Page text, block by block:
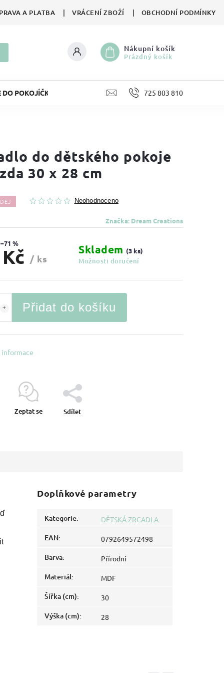
A PLATBA VRÁCENÍ ZBOŽÍ OBCHODNÍ PODMÍNKY
Nákupní košík
Prázdný košík
POKOJÍČKU LIFESTYLE HRAČKY
725 803 810
do dětského pokoje
30 x 28 cm
Neohodnoceno
Značka: Dream Creations
–71 %
/ ks
Skladem (3 ks)
Možnosti doručení
Přidat do košíku
Zeptat se Sdílet
Doplňkové parametry
Kategorie: DĚTSKÁ ZRCADLA
EAN: 0792649572498
Barva: Přírodní
Materiál: MDF
Šířka (cm): 30
Výška (cm): 28